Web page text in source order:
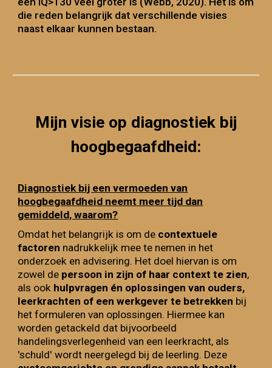
die reden belangrijk dat verschillende visies
naast elkaar kunnen bestaan.
Mijn visie op diagnostiek bij
hoogbegaafdheid:
Diagnostiek bij een vermoeden van
hoogbegaafdheid neemt meer tijd dan
gemiddeld, waarom?
Omdat het belangrijk is om de contextuele
factoren nadrukkelijk mee te nemen in het
onderzoek en advisering. Het doel hiervan is om
zowel de persoon in zijn of haar context te zien,
als ook hulpvragen én oplossingen van ouders,
leerkrachten of een werkgever te betrekken bij
het formuleren van oplossingen. Hiermee kan
worden getackeld dat bijvoorbeeld
handelingsverlegenheid van een leerkracht, als
'schuld' wordt neergelegd bij de leerling. Deze